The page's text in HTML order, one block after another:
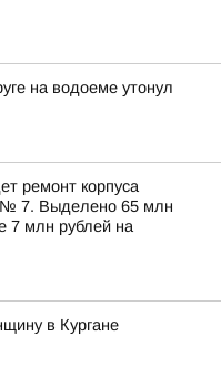
на водоеме утонул
ремонт корпуса
7. Выделено 65 млн
7 млн рублей на
в Кургане